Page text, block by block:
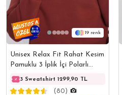
19
Unisex Relax Fit Rahat Kesim
Pamuklu 3 İplik İçi Polarlı
Basic Kahverengi Bisiklet
Yaka Sweatshirt
3 Sweatshirt 1299,90 TL 3
(80)